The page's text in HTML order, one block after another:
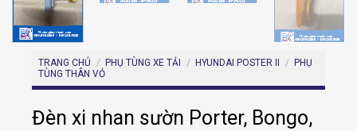
TRANG CHỦ / PHỤ TÙNG XE TẢI / HYUNDAI POSTER II / PHỤ
TÙNG THÂN VỎ
Đèn xi nhan sườn Porter, Bongo,